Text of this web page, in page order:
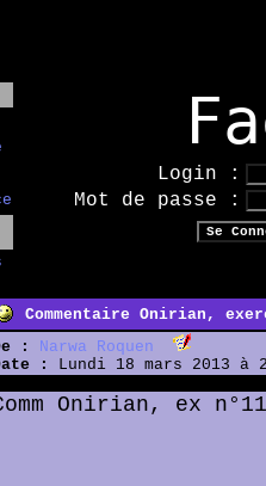
Login :
Mot de passe :
Commentaire Onirian,
:
Narwa Roquen
:
Lundi 18 mars 2013 à
Onirian, ex